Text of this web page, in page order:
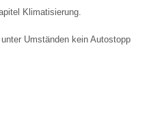
Klimatisierung.
Umständen kein Autostopp